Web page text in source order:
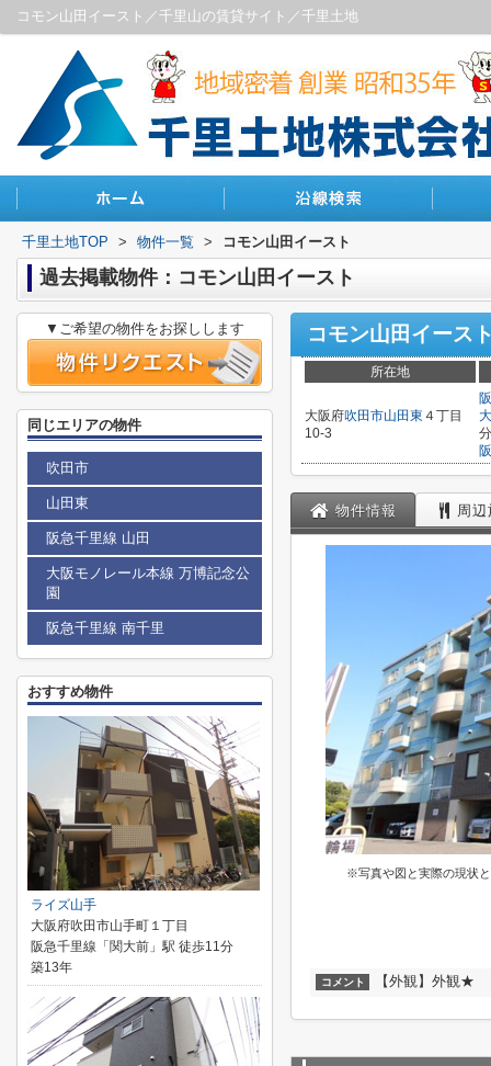
コモン山田イースト／千里山の賃貸サイト／千里土地
千里土地TOP > 物件一覧 > コモン山田イースト
過去掲載物件：コモン山田イースト
コモン山田イース
所在地
大阪府吹田市山田東 ４丁目
10-3
分
物件情報 周
※写真や図と実際の現状
コメント 【外観】外観★
▼ご希望の物件をお探しします
同じエリアの物件
吹田市
山田東
阪急千里線 山田
大阪モノレール本線 万博記念公
園
阪急千里線 南千里
おすすめ物件
ライズ山手
大阪府吹田市山手町１丁目
阪急千里線「関大前」駅 徒歩11分
築13年